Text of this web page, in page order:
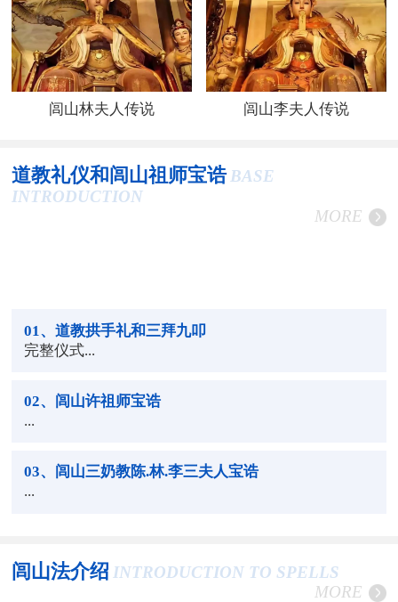
闾山林夫人传说 闾山李夫人传说
道教礼仪和闾山祖师宝诰 BASE
INTRODUCTION
MORE
01 、道教拱手礼和三拜九叩
完整仪式...
02、闾山许祖师宝诰
...
03、闾山三奶教陈.林.李三夫人宝诰
...
闾山法介绍 INTRODUCTION TO SPELLS
MORE